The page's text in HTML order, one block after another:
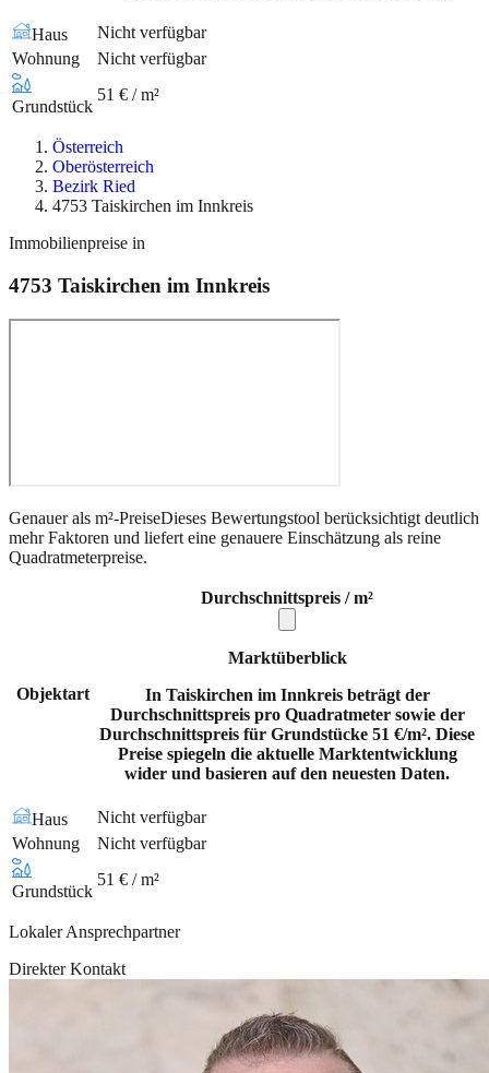
Haus
Nicht verfügbar
Wohnung
Nicht verfügbar
Grundstück
51 € / m²
Österreich
Oberösterreich
Bezirk Ried
4753 Taiskirchen im Innkreis
Immobilienpreise in
4753 Taiskirchen im Innkreis
Genauer als m²-PreiseDieses Bewertungstool berücksichtigt deutlich
mehr Faktoren und liefert eine genauere Einschätzung als reine
Quadratmeterpreise.
Objektart
Durchschnittspreis / m²
Marktüberblick
In Taiskirchen im Innkreis beträgt der
Durchschnittspreis pro Quadratmeter sowie der
Durchschnittspreis für Grundstücke 51 €/m². Diese
Preise spiegeln die aktuelle Marktentwicklung
wider und basieren auf den neuesten Daten.
Haus
Nicht verfügbar
Wohnung
Nicht verfügbar
Grundstück
51 € / m²
Lokaler Ansprechpartner
Direkter Kontakt